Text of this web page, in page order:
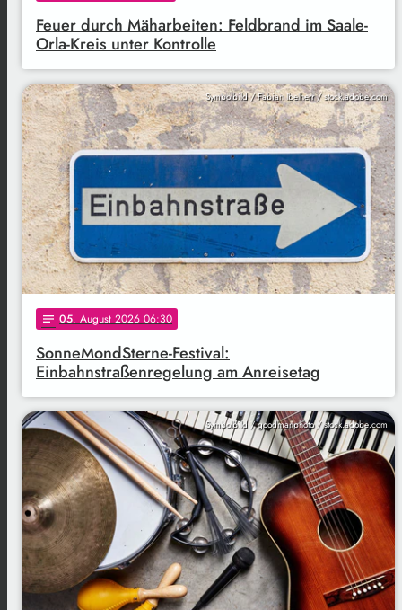
Feuer durch Mäharbeiten: Feldbrand im Saale-
Orla-Kreis unter Kontrolle
Symbolbild / Fabian Ibelherr / stock.adobe.com
notes 05. August 2026 06:30
SonneMondSterne-Festival:
Einbahnstraßenregelung am Anreisetag
Symbolbild / goodmanphoto / stock.adobe.com